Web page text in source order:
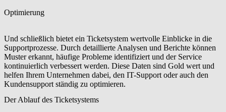
Optimierung
Und schließlich bietet ein Ticketsystem wertvolle Einblicke in die
Supportprozesse. Durch detaillierte Analysen und Berichte können
Muster erkannt, häufige Probleme identifiziert und der Service
kontinuierlich verbessert werden. Diese Daten sind Gold wert und
helfen Ihrem Unternehmen dabei, den IT-Support oder auch den
Kundensupport ständig zu optimieren.
Der Ablauf des Ticketsystems